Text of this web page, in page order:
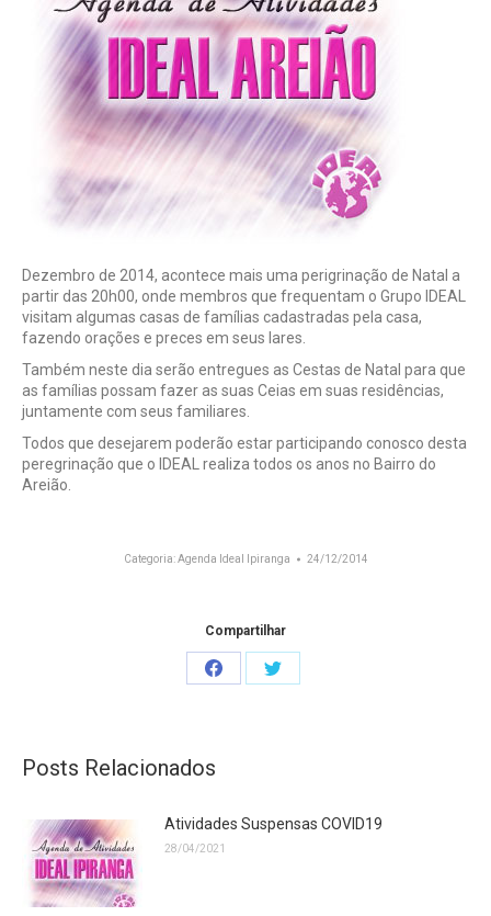
Dezembro de 2014, acontece mais uma perigrinação de Natal a
partir das 20h00, onde membros que frequentam o Grupo IDEAL
visitam algumas casas de famílias cadastradas pela casa,
fazendo orações e preces em seus lares.
Também neste dia serão entregues as Cestas de Natal para que
as famílias possam fazer as suas Ceias em suas residências,
juntamente com seus familiares.
Todos que desejarem poderão estar participando conosco desta
peregrinação que o IDEAL realiza todos os anos no Bairro do
Areião.
Categoria:Agenda Ideal Ipiranga 24/12/2014
Compartilhar
Share
Share
Posts Relacionados
Atividades Suspensas COVID19
28/04/2021